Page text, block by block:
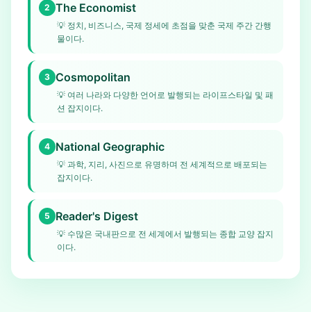
2 The Economist
💡 정치, 비즈니스, 국제 정세에 초점을 맞춘 국제 주간 간행
물이다.
3 Cosmopolitan
💡 여러 나라와 다양한 언어로 발행되는 라이프스타일 및 패
션 잡지이다.
4 National Geographic
💡 과학, 지리, 사진으로 유명하며 전 세계적으로 배포되는
잡지이다.
5 Reader's Digest
💡 수많은 국내판으로 전 세계에서 발행되는 종합 교양 잡지
이다.